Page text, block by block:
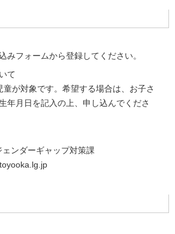
みフォームから登録してください。
て
が対象です。希望する場合は、お子さ
年月日を記入の上、申し込んでくださ
ンダーギャップ対策課